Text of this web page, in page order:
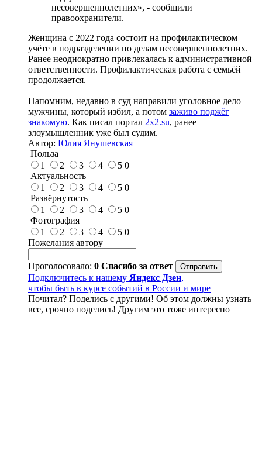
несовершеннолетних», - сообщили
правоохранители.
Женщина с 2022 года состоит на профилактическом
учёте в подразделении по делам несовершеннолетних.
Ранее неоднократно привлекалась к административной
ответственности. Профилактическая работа с семьёй
продолжается.
Напомним, недавно в суд направили уголовное дело
мужчины, который избил, а потом заживо поджёг
знакомую. Как писал портал 2x2.su, ранее
злоумышленник уже был судим.
Автор: Юлия Янушевская
Польза
1
2 3 4 5 0
Актуальность
1
2 3 4 5 0
Развёрнутость
1
2 3 4 5 0
Фотография
1
2 3 4 5 0
Пожелания автору
Проголосовало: 0 Спасибо за ответ
Подключитесь к нашему Яндекс Дзен,
чтобы быть в курсе событий в России и мире
Почитал? Поделись с другими! Об этом должны узнать
все, срочно поделись! Другим это тоже интересно